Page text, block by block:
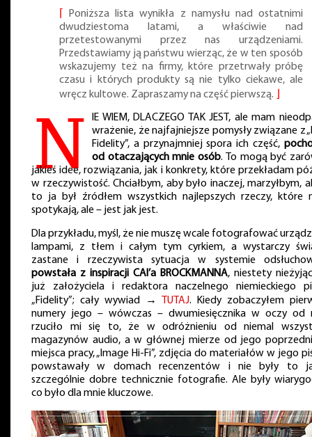
Poniższa lista wynikła z namysłu nad ostatnimi
dwudziestoma latami, a właściwie nad
przetestowanymi przez nas urządzeniami.
Przedstawiamy ją państwu wierząc, że w ten sposób
wskazujemy też na firmy, które przetrwały próbę
czasu i których produkty są nie tylko ciekawe, ale
wręcz kultowe. Zapraszamy na część pierwszą.
N
IE WIEM, DLACZEGO TAK JEST, ale mam
wrażenie, że najfajniejsze pomysły związane z
Fidelity”, a przynajmniej spora ich część,
od otaczających mnie osób. To mogą być
jakieś idee, rozwiązania, jak i konkrety, które przekładam
w rzeczywistość. Chciałbym, aby było inaczej, marzyłbym,
to ja był źródłem wszystkich najlepszych rzeczy, które
spotykają, ale – jest jak jest.
Dla przykładu, myśl, że nie muszę wcale fotografować
lampami, z tłem i całym tym cyrkiem, a wystarczy
zastane i rzeczywista sytuacja w systemie
powstała z inspiracji CAI’a BROCKMANNA, niestety
już założyciela i redaktora naczelnego niemieckiego
„Fidelity”; cały wywiad →
TUTAJ. Kiedy zobaczyłem
numery jego – wówczas – dwumiesięcznika w oczy od
rzuciło mi się to, że w odróżnieniu od niemal
magazynów audio, a w głównej mierze od jego
miejsca pracy, „Image Hi-Fi”, zdjęcia do materiałów w jego
powstawały w domach recenzentów i nie były to
szczególnie dobre technicznie fotografie. Ale były
co było dla mnie kluczowe.